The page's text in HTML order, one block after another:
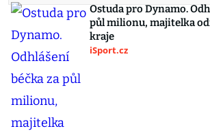
Ostuda pro Dynamo.
půl milionu, majitelka
kraje
iSport.cz